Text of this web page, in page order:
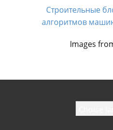
Строительные
алгоритмов
Images